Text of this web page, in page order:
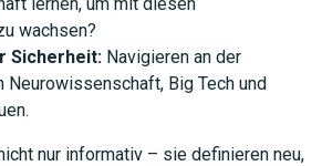
wachsen?
Sicherheit: Navigieren an der
Neurowissenschaft, Big Tech und
nur informativ – sie definieren neu,